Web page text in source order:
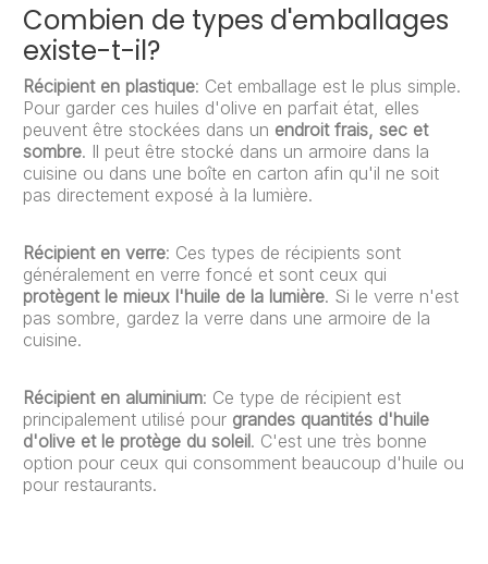
Combien de types d'emballages
existe-t-il?
Récipient en plastique: Cet emballage est le plus simple.
Pour garder ces huiles d'olive en parfait état, elles
peuvent être stockées dans un endroit frais, sec et
sombre. Il peut être stocké dans un armoire dans la
cuisine ou dans une boîte en carton afin qu'il ne soit
pas directement exposé à la lumière.
Récipient en verre: Ces types de récipients sont
généralement en verre foncé et sont ceux qui
protègent le mieux l'huile de la lumière. Si le verre n'est
pas sombre, gardez la verre dans une armoire de la
cuisine.
Récipient en aluminium: Ce type de récipient est
principalement utilisé pour grandes quantités d'huile
d'olive et le protège du soleil. C'est une très bonne
option pour ceux qui consomment beaucoup d'huile ou
pour restaurants.